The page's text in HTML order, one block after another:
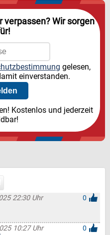
verpassen? Wir sorgen
gelesen,
einverstanden.
Kostenlos und jederzeit
22:30 Uhr
0
10:27 Uhr
0